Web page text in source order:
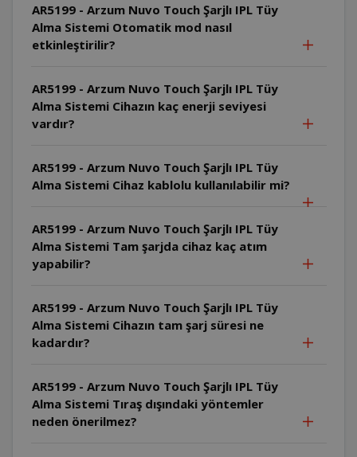
AR5199 - Arzum Nuvo Touch Şarjlı IPL Tüy
Alma Sistemi Otomatik mod nasıl
etkinleştirilir?
AR5199 - Arzum Nuvo Touch Şarjlı IPL Tüy
Alma Sistemi Cihazın kaç enerji seviyesi
vardır?
AR5199 - Arzum Nuvo Touch Şarjlı IPL Tüy
Alma Sistemi Cihaz kablolu kullanılabilir mi?
AR5199 - Arzum Nuvo Touch Şarjlı IPL Tüy
Alma Sistemi Tam şarjda cihaz kaç atım
yapabilir?
AR5199 - Arzum Nuvo Touch Şarjlı IPL Tüy
Alma Sistemi Cihazın tam şarj süresi ne
kadardır?
AR5199 - Arzum Nuvo Touch Şarjlı IPL Tüy
Alma Sistemi Tıraş dışındaki yöntemler
neden önerilmez?